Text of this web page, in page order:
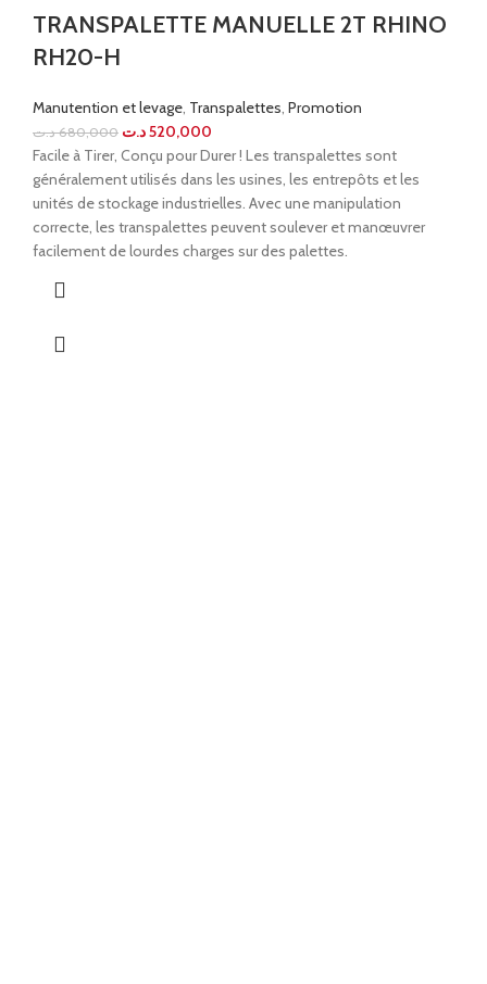
TRANSPALETTE MANUELLE 2T RHINO
RH20-H
Manutention et levage, Transpalettes, Promotion
680,000 د.ت 520,000د.ت
Facile à Tirer, Conçu pour Durer ! Les transpalettes sont
généralement utilisés dans les usines, les entrepôts et les
unités de stockage industrielles. Avec une manipulation
correcte, les transpalettes peuvent soulever et manœuvrer
facilement de lourdes charges sur des palettes.